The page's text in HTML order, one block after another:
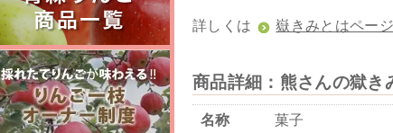
詳しくは 嶽きみとはページ
商品詳細：熊さんの獄き
名称 菓子